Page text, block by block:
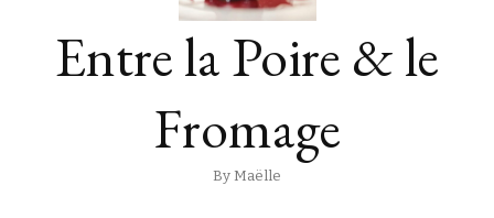
Entre la Poire & le
Fromage
By Maëlle